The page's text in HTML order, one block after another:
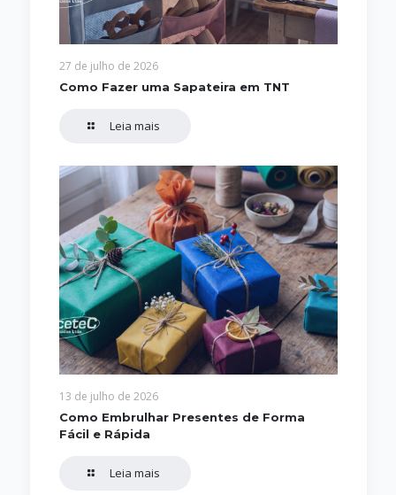
27 de julho de 2026
Como Fazer uma Sapateira em TNT
Leia mais
13 de julho de 2026
Como Embrulhar Presentes de Forma
Fácil e Rápida
Leia mais